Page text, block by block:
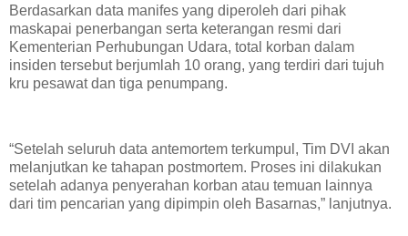
Berdasarkan data manifes yang diperoleh dari pihak
maskapai penerbangan serta keterangan resmi dari
Kementerian Perhubungan Udara, total korban dalam
insiden tersebut berjumlah 10 orang, yang terdiri dari tujuh
kru pesawat dan tiga penumpang.
“Setelah seluruh data antemortem terkumpul, Tim DVI akan
melanjutkan ke tahapan postmortem. Proses ini dilakukan
setelah adanya penyerahan korban atau temuan lainnya
dari tim pencarian yang dipimpin oleh Basarnas,” lanjutnya.